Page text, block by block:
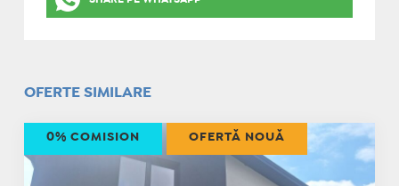
OFERTE SIMILARE
0% COMISION OFERTĂ NOUĂ